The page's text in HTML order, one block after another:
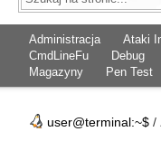
Administracja Ataki
CmdLineFu
Debug
Magazyny
Pen Test
user@terminal:~$ /